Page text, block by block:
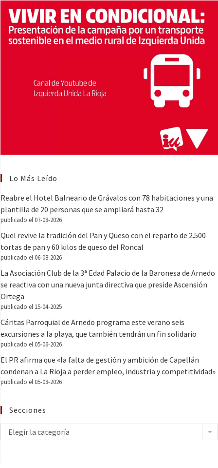
Lo Más Leído
Reabre el Hotel Balneario de Grávalos con 78 habitaciones y una
plantilla de 20 personas que se ampliará hasta 32
publicado el 07-08-2026
Quel revive la tradición del Pan y Queso con el reparto de 2.500
tortas de pan y 60 kilos de queso del Roncal
publicado el 06-08-2026
La Asociación Club de la 3ª Edad Palacio de la Baronesa de Arnedo
se reactiva con una nueva junta directiva que preside Ascensión
Ortega
publicado el 15-04-2025
Cáritas Parroquial de Arnedo programa este verano seis
excursiones a la playa, que también tendrán un fin solidario
publicado el 05-06-2026
El PR afirma que «la falta de gestión y ambición de Capellán
condenan a La Rioja a perder empleo, industria y competitividad»
publicado el 05-08-2026
Secciones
Elegir la categoría